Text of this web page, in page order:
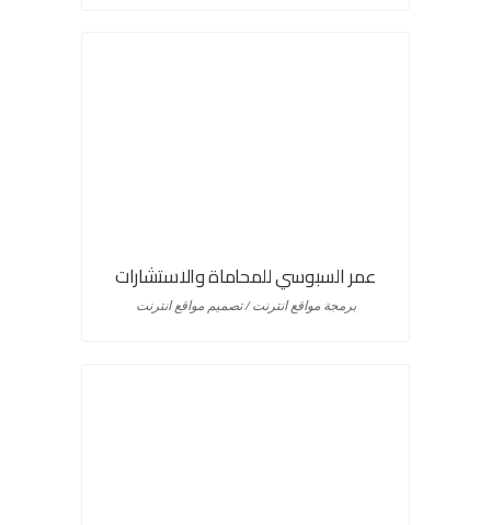
عمر السبوسي للمحاماة والاستشارات
برمجة مواقع انترنت / تصميم مواقع انترنت